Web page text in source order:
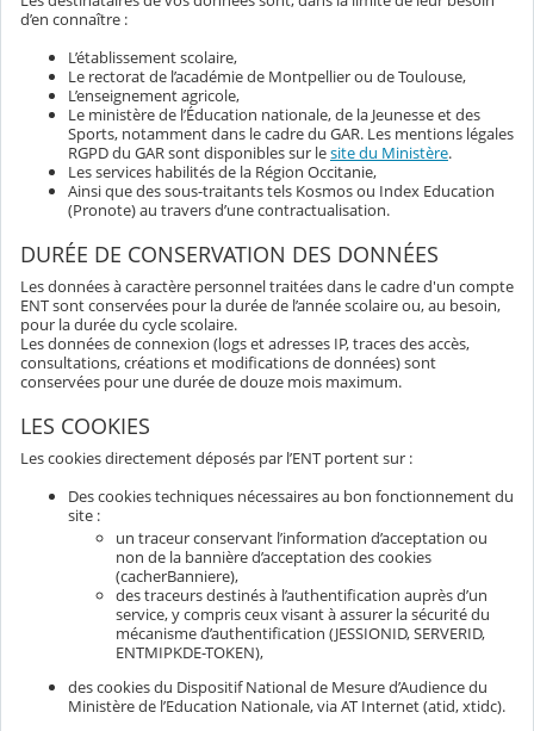
d’en connaître :
L’établissement scolaire,
Le rectorat de l’académie de Montpellier ou de Toulouse,
L’enseignement agricole,
Le ministère de l’Éducation nationale, de la Jeunesse et des
Sports, notamment dans le cadre du GAR. Les mentions légales
RGPD du GAR sont disponibles sur lesite du Ministère.
Les services habilités de la Région Occitanie,
Ainsi que des sous-traitants tels Kosmos ou Index Education
(Pronote) au travers d’une contractualisation.
DURÉE DE CONSERVATION DES DONNÉES
Les données à caractère personnel traitées dans le cadre d'un compte
ENT sont conservées pour la durée de l’année scolaire ou, au besoin,
pour la durée du cycle scolaire.
Les données de connexion (logs et adresses IP, traces des accès,
consultations, créations et modifications de données) sont
conservées pour une durée de douze mois maximum.
LES COOKIES
Les cookies directement déposés par l’ENT portent sur :
Des cookies techniques nécessaires au bon fonctionnement du
site :
un traceur conservant l’information d’acceptation ou
non de la bannière d’acceptation des cookies
(cacherBanniere),
des traceurs destinés à l’authentification auprès d’un
service, y compris ceux visant à assurer la sécurité du
mécanisme d’authentification (JESSIONID, SERVERID,
ENTMIPKDE-TOKEN),
des cookies du Dispositif National de Mesure d’Audience du
Ministère de l’Education Nationale, via AT Internet (atid, xtidc).